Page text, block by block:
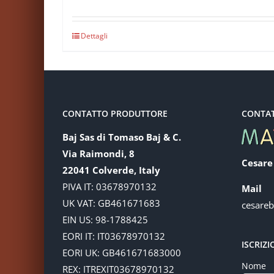
Dettagli
CONTATTO PRODUTTORE
Baj Sas di Tomaso Baj & C.
Via Raimondi, 8
22041 Colverde, Italy
PIVA IT: 03678970132
UK VAT: GB461671683
EIN US: 98-1788425
EORI IT: IT03678970132
EORI UK: GB461671683000
REX: ITREXIT03678970132
Mail
Nome